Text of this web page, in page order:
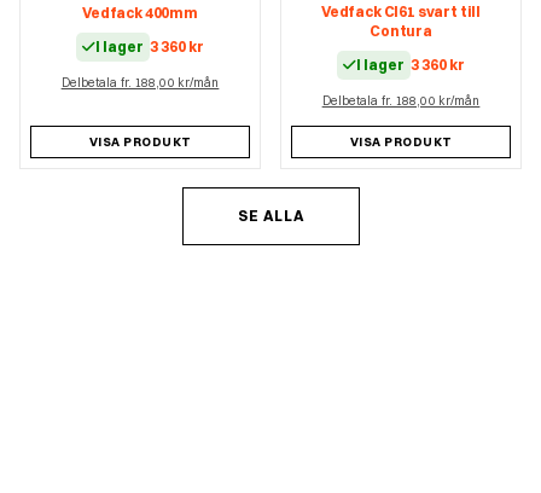
Vedfack 400mm
I lager 3 360 kr
Delbetala fr. 188,00 kr/mån
VISA PRODUKT
Vedfack CI61 svart till
Contura
I lager 3 360 kr
Delbetala fr. 188,00 kr/mån
VISA PRODUKT
SE ALLA